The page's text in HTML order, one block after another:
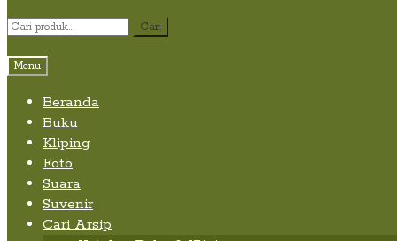
Pencarian
Cari
Menu
Beranda
Buku
Kliping
Foto
Suara
Suvenir
Cari Arsip